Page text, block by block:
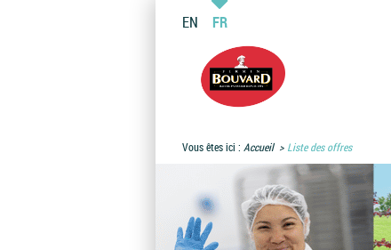
EN FR
Vous êtes ici : Accueil Liste des offres